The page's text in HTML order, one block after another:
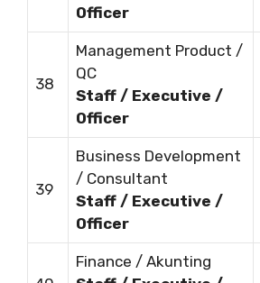
Officer
38
Management Product /
QC
Staff / Executive /
Officer
39
Business Development
/ Consultant
Staff / Executive /
Officer
Finance / Akunting